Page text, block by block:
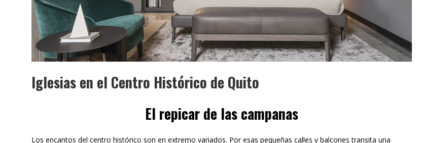
Iglesias en el Centro Histórico de Quito
El repicar de las campanas
Los encantos del centro histórico son en extremo variados. Por esas pequeñas calles y balcones transita una
INTERNACIONAL